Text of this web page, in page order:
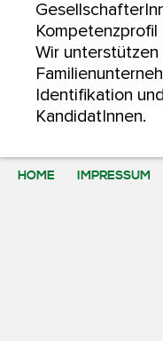
Wir unterstützen
Identifikation
KandidatInnen.
HOME IMPRESSUM